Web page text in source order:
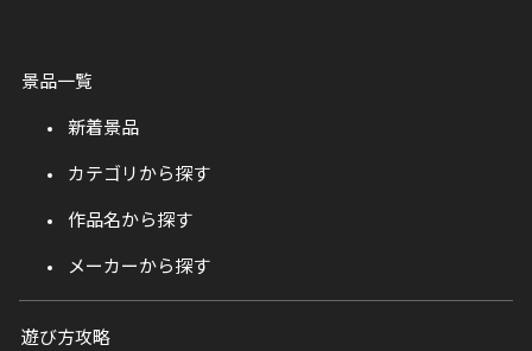
景品一覧
新着景品
カテゴリから探す
作品名から探す
メーカーから探す
遊び方攻略